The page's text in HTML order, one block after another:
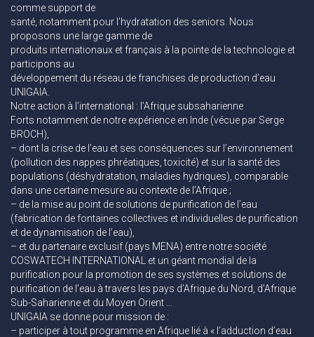
comme support de
santé, notamment pour l’hydratation des seniors. Nous
proposons une large gamme de
produits internationaux et français à la pointe de la technologie et
participons au
développement du réseau de franchises de production d’eau
UNIGAIA.
Notre action à l’international : l’Afrique subsaharienne
Forts notamment de notre expérience en Inde (vécue par Serge
BROCH),
– dont la crise de l’eau et ses conséquences sur l’environnement
(pollution des nappes phréatiques, toxicité) et sur la santé des
populations (déshydratation, maladies hydriques), comparable
dans une certaine mesure au contexte de l’Afrique ;
– de la mise au point de solutions de purification de l’eau
(fabrication de fontaines collectives et individuelles de purification
et de dynamisation de l’eau),
– et du partenaire exclusif (pays MENA) entre notre société
COSWATECH INTERNATIONAL et un géant mondial de la
purification pour la promotion de ses systèmes et solutions de
purification de l’eau à travers les pays d’Afrique du Nord, d’Afrique
Sub-Saharienne et du Moyen Orient …
UNIGAIA se donne pour mission de :
– participer à tout programme en Afrique lié à « l’adduction d’eau